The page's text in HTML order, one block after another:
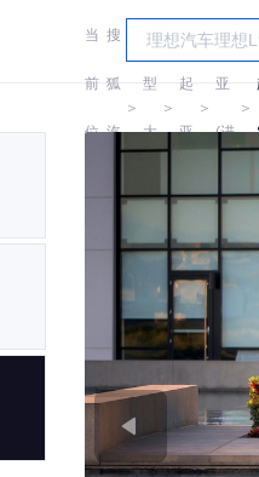
当
前
位
搜
狐
汽
＞
车
型
大
＞
起
亚
＞
起
亚
(进
＞